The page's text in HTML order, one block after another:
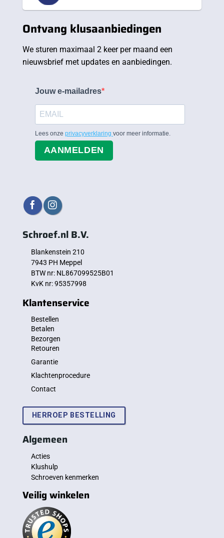
Ontvang klusaanbiedingen
We sturen maximaal 2 keer per maand een
nieuwsbrief met updates en aanbiedingen.
Jouw e-mailadres
Lees onze privacyverklaring voor meer informatie.
AANMELDEN
Schroef.nl B.V.
Blankenstein 210
7943 PH Meppel
BTW nr: NL867099525B01
KvK nr: 95357998
Klantenservice
Bestellen
Betalen
Bezorgen
Retouren
Garantie
Klachtenprocedure
Contact
HERROEP BESTELLING
Algemeen
Acties
Klushulp
Schroeven kenmerken
Veilig winkelen